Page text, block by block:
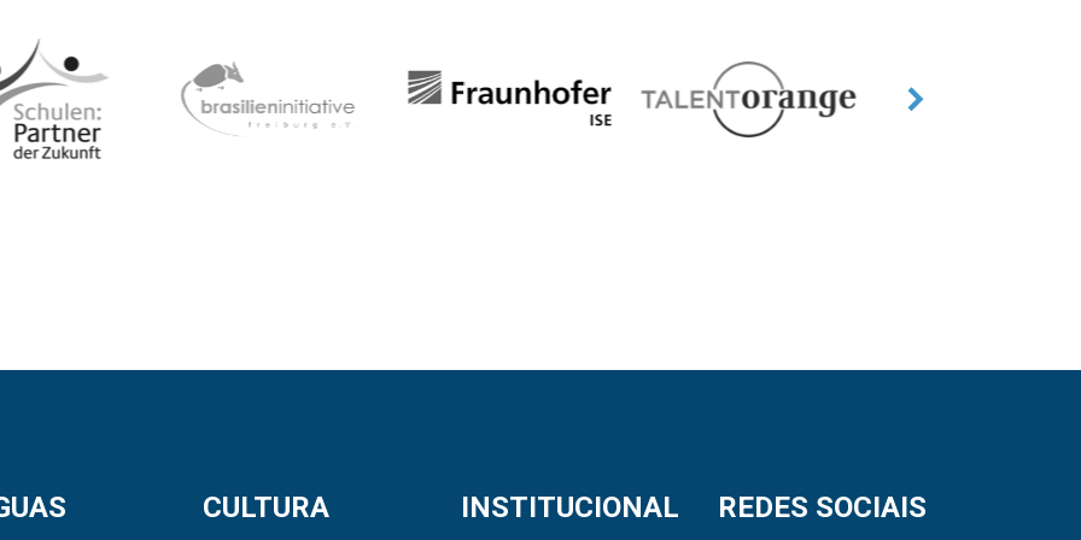
CULTURA INSTITUCIONAL REDES SOCIAIS